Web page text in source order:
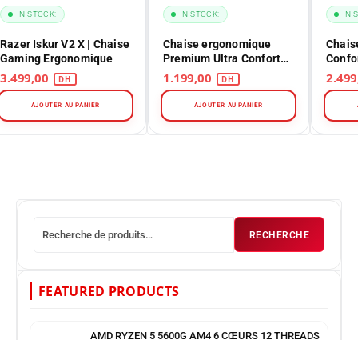
Iskur V2 X | Chaise
Ergonomique
3.499,00
AJOUTER AU PANIER
Chaise ergonomique
Premium Ultra Confort
Maroc
1.199,00
IN STOCK:
AJOUTER AU PANIER
Chaise
Confort
Maroc
2.499,00
IN STOCK:
RECHERCHE
FEATURED PRODUCTS
AMD RYZEN 5 5600G AM4 6 CŒURS 12 THREADS